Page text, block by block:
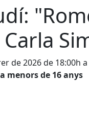
de 2026 de 18:00h a
menors de 16 anys